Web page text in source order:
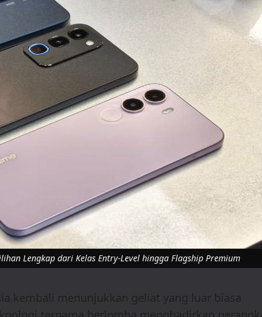
Lengkap dari Kelas Entry-Level hingga Flagship Premium
kembali menunjukkan geliat yang luar biasa